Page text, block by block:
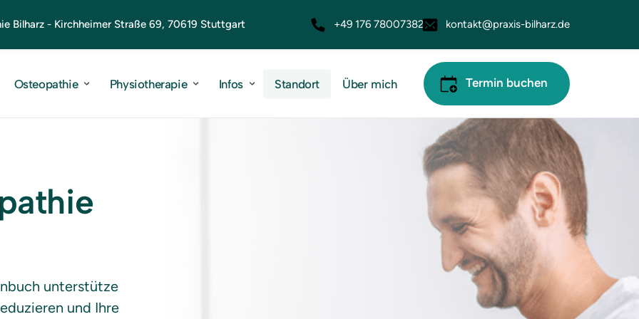
Bilharz - Kirchheimer Straße 69, 70619 Stuttgart +49 176 78007382 kontakt@praxis-bilharz.de
Osteopathie Physiotherapie Infos Standort Über mich Termin buchen
unterstütze
und Ihre